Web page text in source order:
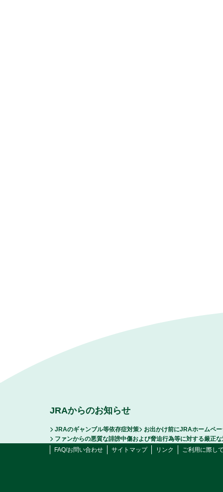
JRAからのお知らせ
JRAのギャンブル等依存症対策
お出かけ前にJRAホームペ
ファンからの悪質な誹謗中傷および脅迫行為等に対する厳正
FAQ/お問い合わせ
サイトマップ リンク ご利用に際し